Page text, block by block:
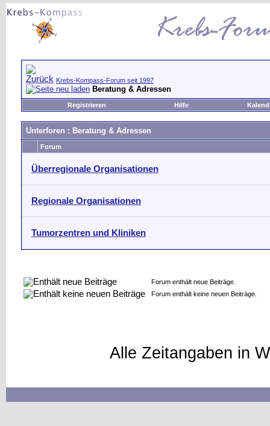
Krebs-Kompass-Forum seit 1997
Beratung & Adressen
Registrieren Hilfe
Unterforen : Beratung & Adressen
Forum
Überregionale Organisationen
Regionale Organisationen
Tumorzentren und Kliniken
Forum enthält neue Beiträge.
Forum enthält keine neuen Beiträge.
Alle Zeitangaben in